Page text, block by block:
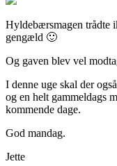
Hyldebærsmagen trådte
gengæld 🙂
Og gaven blev vel
I denne uge skal der
og en helt gammeldags
kommende dage.
God mandag.
Jette